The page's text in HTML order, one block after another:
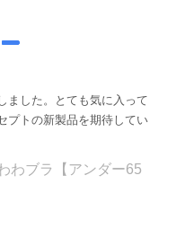
ました。とても気に入って
プトの新製品を期待してい
わブラ【アンダー65